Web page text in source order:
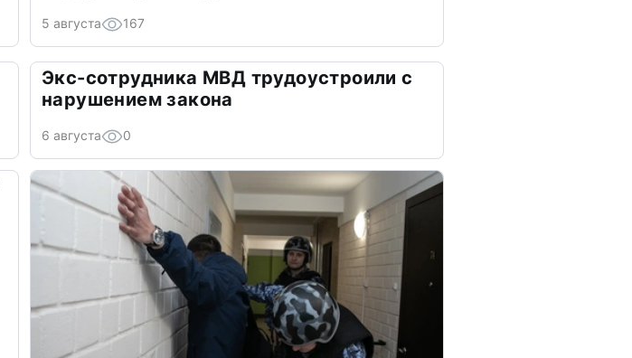
5 августа 167
Экс-сотрудника МВД трудоустроили с
нарушением закона
6 августа 0